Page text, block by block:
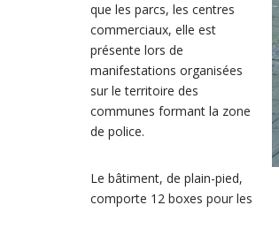
que les parcs, les centres
commerciaux, elle est
présente lors de
manifestations organisées
sur le territoire des
communes formant la zone
de police.
Le bâtiment, de plain-pied,
comporte 12 boxes pour les